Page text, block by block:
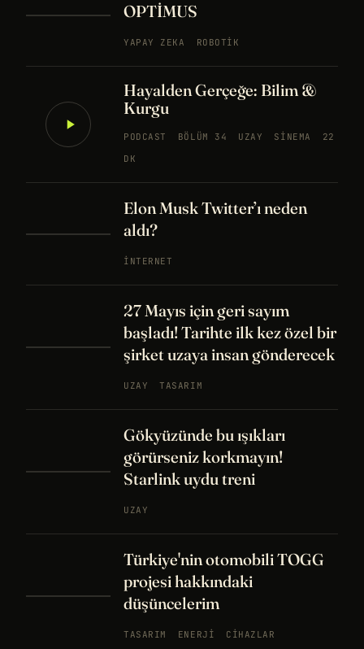
OPTİMUS
YAPAY ZEKA ROBOTIK
Hayalden Gerçeğe: Bilim &
Kurgu
PODCAST BÖLÜM 34 UZAY SINEMA
22
DK
Elon Musk Twitter’ı neden
aldı?
İNTERNET
27 Mayıs için geri sayım
başladı! Tarihte ilk kez özel bir
şirket uzaya insan gönderecek
UZAY TASARIM
Gökyüzünde bu ışıkları
görürseniz korkmayın!
Starlink uydu treni
UZAY
Türkiye'nin otomobili TOGG
projesi hakkındaki
düşüncelerim
TASARIM ENERJI CIHAZLAR